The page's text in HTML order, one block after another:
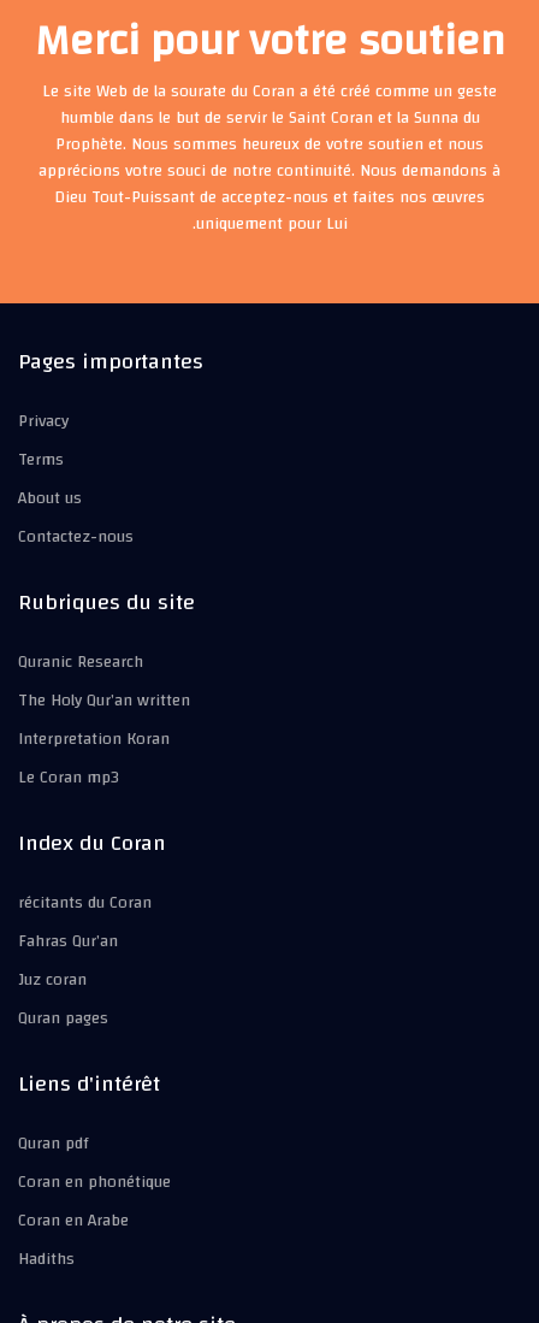
Merci pour votre soutien
Le site Web de la sourate du Coran a été créé comme un geste
humble dans le but de servir le Saint Coran et la Sunna du
Prophète. Nous sommes heureux de votre soutien et nous
apprécions votre souci de notre continuité. Nous demandons à
Dieu Tout-Puissant de acceptez-nous et faites nos œuvres
uniquement pour Lui.
Pages importantes
Privacy
Terms
About us
Contactez-nous
Rubriques du site
Quranic Research
The Holy Qur’an written
Interpretation Koran
Le Coran mp3
Index du Coran
récitants du Coran
Fahras Qur’an
Juz coran
Quran pages
Liens d'intérêt
Quran pdf
Coran en phonétique
Coran en Arabe
Hadiths